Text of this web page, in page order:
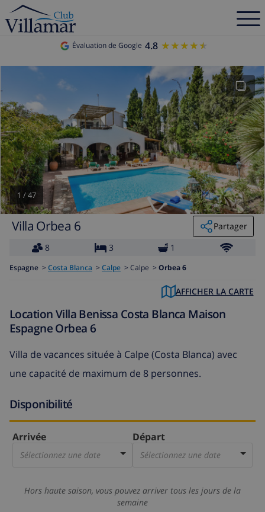
Évaluation de Google 4.8 ★★★★★
★★★★★
1 /47
Villa Orbea 6
Partager
8
3 1
Espagne > Costa Blanca > Calpe > Calpe > Orbea 6
AFFICHER LA CARTE
Location Villa Benissa Costa Blanca Maison
Espagne Orbea 6
Villa de vacances située à Calpe (Costa Blanca) avec
une capacité de maximum de 8 personnes.
Disponibilité
Arrivée
Sélectionnez une date
Départ
Sélectionnez une date
Hors haute saison, vous pouvez arriver tous les jours de la
semaine